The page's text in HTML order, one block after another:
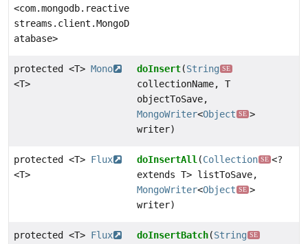
<com.mongodb.reactive
streams.client.MongoD
atabase>
protected <T> Mono
<T>
doInsert(String SE
collectionName, T
objectToSave,
MongoWriter<Object SE >
writer)
protected <T> Flux
<T>
doInsertAll (Collection SE <?
extends T> listToSave,
MongoWriter<Object SE >
writer)
protected <T> Flux
doInsertBatch(String SE